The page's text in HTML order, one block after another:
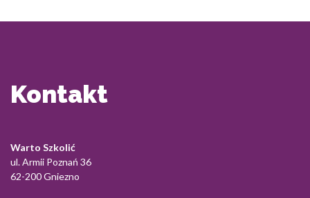
Kontakt
Warto Szkolić
ul. Armii Poznań 36
62-200 Gniezno